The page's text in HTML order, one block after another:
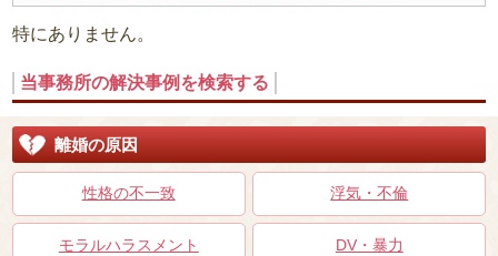
特にありません。
当事務所の解決事例を検索する
離婚の原因
性格の不一致 浮気・不倫
モラルハラスメント DV・暴力